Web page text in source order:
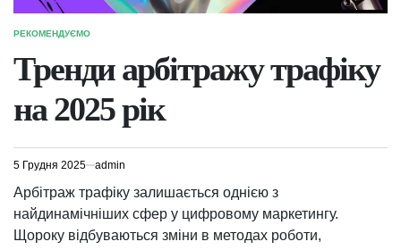
ОПУБЛІКУВАТИ
РЕКОМЕНДУЄМО
Тренди арбітражу трафіку
на 2025 рік
5 Грудня 2025 admin
Арбітраж трафіку залишається однією з
найдинамічніших сфер у цифровому маркетингу.
Щороку відбуваються зміни в методах роботи,